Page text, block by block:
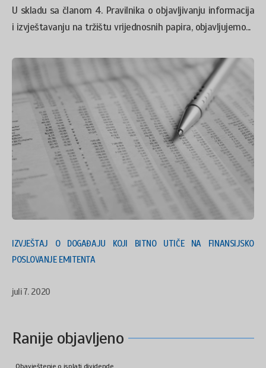
U skladu sa članom 4. Pravilnika o objavljivanju informacija
i izvještavanju na tržištu vrijednosnih papira, objavljujemo...
IZVJEŠTAJ O DOGAĐAJU KOJI BITNO UTIČE NA FINANSIJSKO
POSLOVANJE EMITENTA
juli 7. 2020
Ranije objavljeno
Obavještenje o isplati dividende